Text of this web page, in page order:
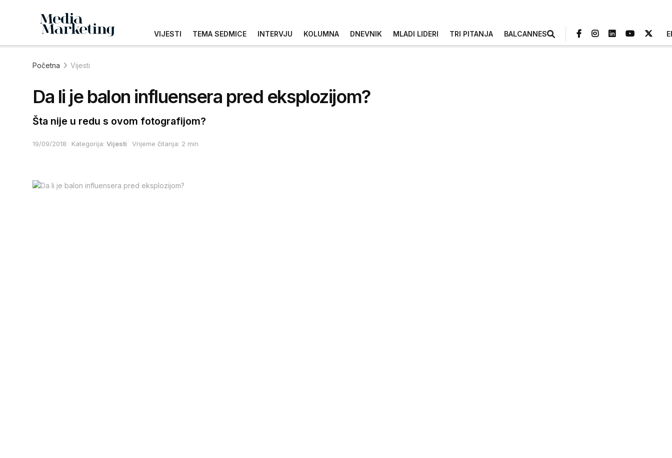
VIJESTI TEMA SEDMICE INTERVJU KOLUMNA DNEVNIK MLADI LIDERI TRI PITANJA BALCANNES
Početna Vijesti
Da li je balon influensera pred eksplozijom?
Šta nije u redu s ovom fotografijom?
19/09/2018 Kategorija: Vijesti Vrijeme čitanja: 2 min